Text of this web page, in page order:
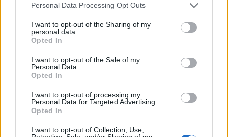
Please note that this website/app uses one or more Google
not limited to your visit or usage behaviour. You may click to
grant or deny consent to Google and its third-party tags to
use your data for below specified purposes in below Google
consent section.
Personal Data Processing Opt Outs
I want to opt-out of the Sharing of my
personal data.
Opted In
I want to opt-out of the Sale of my
Personal Data.
Opted In
I want to opt-out of processing my
Personal Data for Targeted Advertising.
Opted In
I want to opt-out of Collection, Use,
Arresto carabinieri
ARTICOLI CORRELATI
CASTELLI ROMANI – Vasta operazione dei Carabinieri